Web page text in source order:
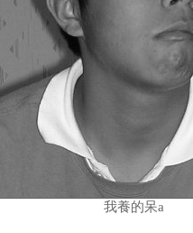
我養的呆a